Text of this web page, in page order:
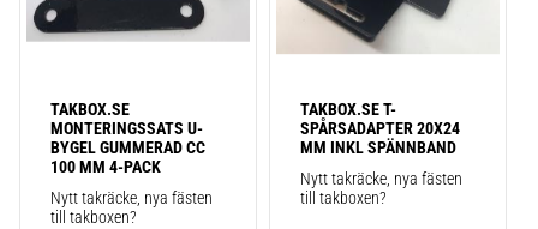
TAKBOX.SE
MONTERINGSSATS U-
BYGEL GUMMERAD CC
100 MM 4-PACK
Nytt takräcke, nya fästen
till takboxen?
TAKBOX.SE T-
SPÅRSADAPTER 20X24
MM INKL SPÄNNBAND
Nytt takräcke, nya fästen
till takboxen?